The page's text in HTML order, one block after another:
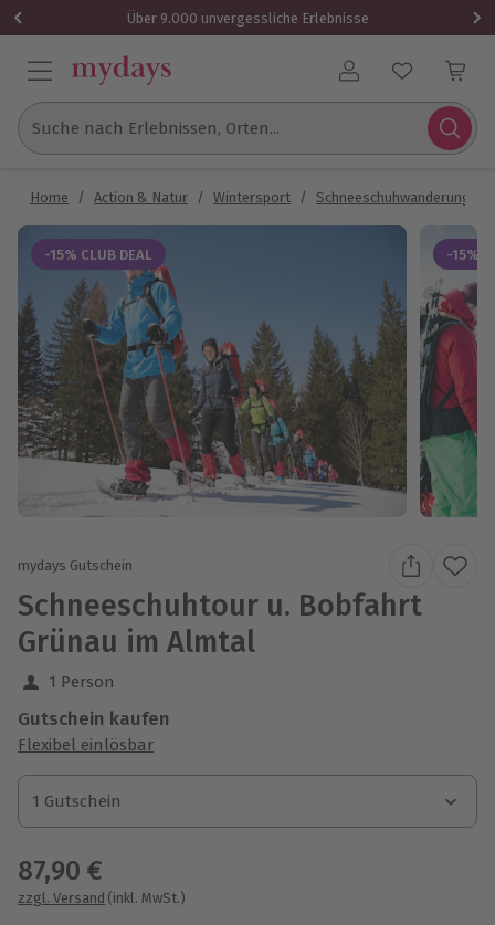
Über 9.000 unvergessliche Erlebnisse
Benutzerkonto
Suche nach Erlebnissen, Orten...
Home / Action & Natur / Wintersport / Schneeschuhwanderung
-15% CLUB DEAL -15%
mydays Gutschein
Schneeschuhtour u. Bobfahrt
Grünau im Almtal
1 Person
Gutschein kaufen
Flexibel einlösbar
1 Gutschein
1 Gutschein
1 Gutschein
87,90 €
zzgl. Versand (inkl. MwSt.)